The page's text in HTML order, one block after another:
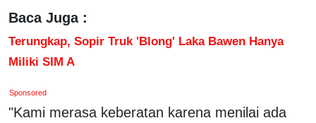
Baca Juga :
Terungkap, Sopir Truk 'Blong' Laka Bawen Hanya
Miliki SIM A
Sponsored
"Kami merasa keberatan karena menilai ada